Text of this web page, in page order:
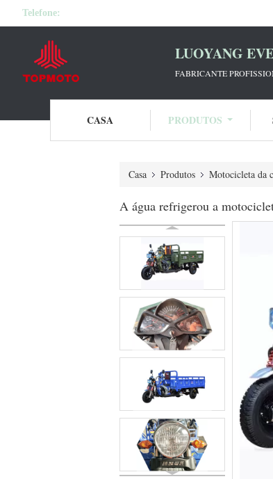
Telefone:
LUOYANG
FABRICANTE
CASA PRODUTOS
Casa Produtos Motocicleta da
A água refrigerou a